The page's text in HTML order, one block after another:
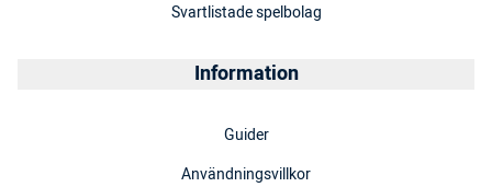
Svartlistade spelbolag
Information
Guider
Användningsvillkor